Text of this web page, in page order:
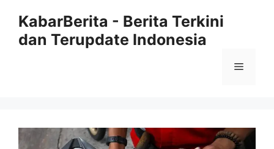
KabarBerita - Berita Terkini
dan Terupdate Indonesia
Menu